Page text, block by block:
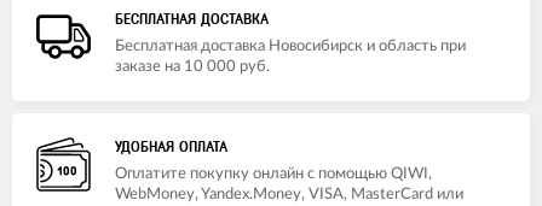
БЕСПЛАТНАЯ ДОСТАВКА
Бесплатная доставка Новосибирск и область при
заказе на 10 000 руб.
УДОБНАЯ ОПЛАТА
Оплатите покупку онлайн с помощью QIWI,
WebMoney, Yandex.Money, VISA, MasterCard или